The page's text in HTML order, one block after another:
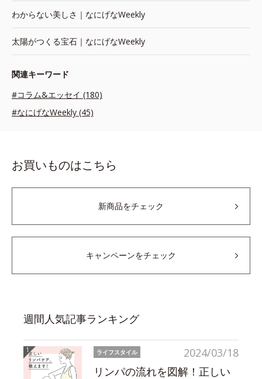
わからない美しさ｜なにげなWeekly
太陽がつくる宝石｜なにげなWeekly
関連キーワード
#コラム&エッセイ (180)
#なにげなWeekly (45)
お買いものはこちら
新商品をチェック
キャンペーンをチェック
週間人気記事ランキング
2024/03/18
ライフスタイル
リンパの流れを図解！正しい